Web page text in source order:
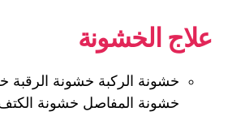
علاج الخشونة
خشونة الركبة خشونة الرقبة
خشونة المفاصل خشونة